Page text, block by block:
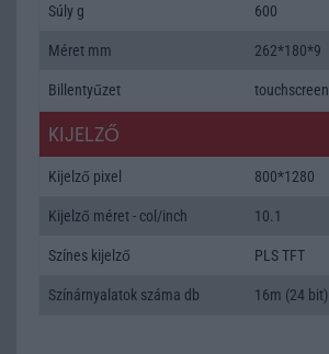
Súly g 600
Méret mm 262*180*9
Billentyűzet touchscreen
KIJELZŐ
Kijelző pixel 800*1280
Kijelző méret - col/inch 10.1
Színes kijelző PLS TFT
Színárnyalatok száma db 16m (24 bit)